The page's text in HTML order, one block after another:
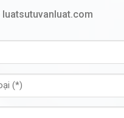
luatsutuvanluat.com